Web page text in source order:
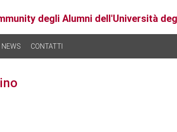
degli Alumni dell'Università
NEWS CONTATTI